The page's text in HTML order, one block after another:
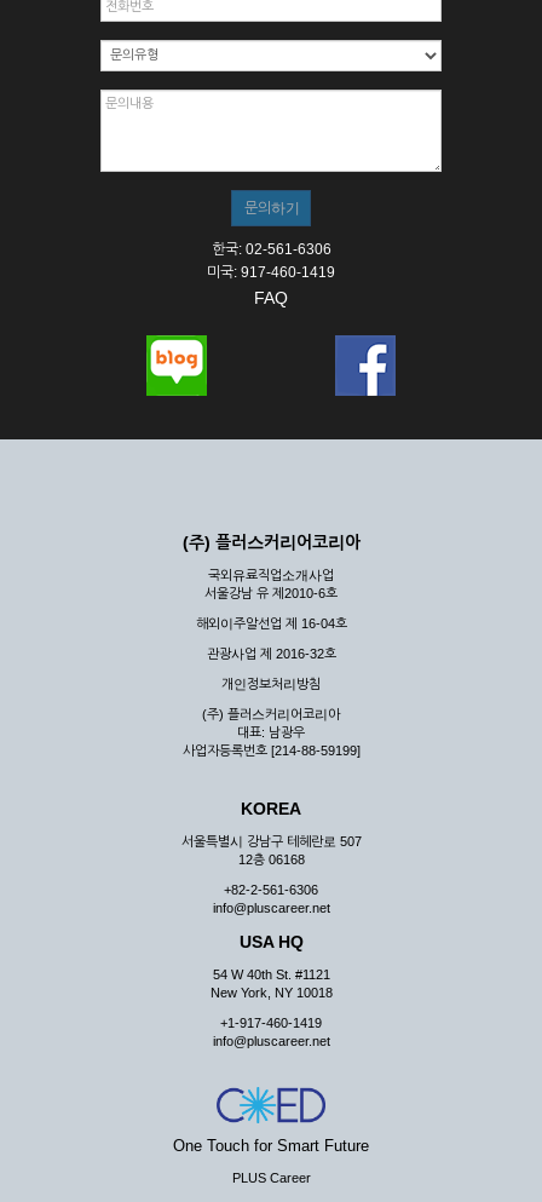
7. 회사의 정보를 사전 승낙 없이 전재, 변조, 복사하여 이용하
8. 기타 회사가 정한 제반 사항을 위반하며 신청하는 경우
제5조 (서비스의 이용 및 중지)
② 시스템 점검, 교체 및 고장, 기술적인 이유, 국가비상사태, 정
스가 불가능할 경우 회사는 사전 공지나 예고 없이 서비스의 전
부 또는 일부를 일시적 또는 영구적으로 중지할 수 있습니다.
③ 기타 회사는 서비스를 제공할 수 없는 합당한 사유가 발생한
④ 회사는 제 2항 및 제 3항의 사유로 서비스의 제공이 일시적
여 배상하지 않습니다.
제3장 권리 및 의무
공할 수 있도록 최선의 노력을 다하여야 합니다.
게 누설, 배포하여서는 안됩니다. 다만, 관계법령에 의하여 국가
기관 등의 합법적인 요구가 있는 경우에는 해당 되지 않습니다.
③ 회사는 이용자로부터 제기되는 의견이나 불만이 정당하다고
인정할 경우에는 즉시 처리하여야 하며, 즉시 처리가 곤란한 경
우 그 처리를 위해 노력해야 합니다.
제7조 (회원의 의무)
① 회원은 ID와 비밀 번호에 관한 모든 관리의 책임이 있으며
② 회원은 이용신청서의 기재내용 중 변경된 내용이 있는 경우
서비스를 통하여 그 내용을 회사에 통지하여야 합니다.
③ 다른 회원의 ID와 비밀번호를 부당하게 사용하는 행위를
④ 회원은 회사의 서비스에서 타 사이트의 홍보행위를 하지 않
아야 하며 공공질서나 미풍약속에 위배되는 내용 혹은 저작권을
리 행위도 할 수 없습니다.
사가 통지하는 사항을 준수하여야 하며, 기타 회사의 업무에 방
해되는 행위를 하여서는 아니 됩니다.
제8조 (회원의 관리)
① 회원은 언제든 이 약관에 대한 동의를 철회할 수 있습니다.
한국: 02-561-6306
미국: 917-460-1419
FAQ
(주) 플러스커리어코리아
국외유료직업소개사업
서울강남 유 제2010-6호
해외이주알선업 제 16-04호
관광사업 제 2016-32호
개인정보처리방침
(주) 플러스커리어코리아
대표: 남광우
사업자등록번호 [214-88-59199]
KOREA
서울특별시 강남구 테헤란로 507
12층 06168
+82-2-561-6306
info@pluscareer.net
USA HQ
54 W 40th St. #1121
New York, NY 10018
+1-917-460-1419
info@pluscareer.net
One Touch for Smart Future
PLUS Career